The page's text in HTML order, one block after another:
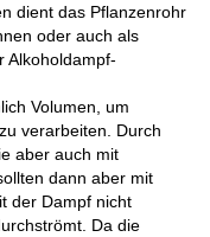
dient das Pflanzenrohr
oder auch als
Alkoholdampf-
Volumen, um
verarbeiten. Durch
aber auch mit
dann aber mit
der Dampf nicht
Da die